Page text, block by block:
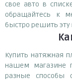
свое авто в
обращайтесь к
быстро решить эту
Купить натяжная
нашем магазине
разные способы